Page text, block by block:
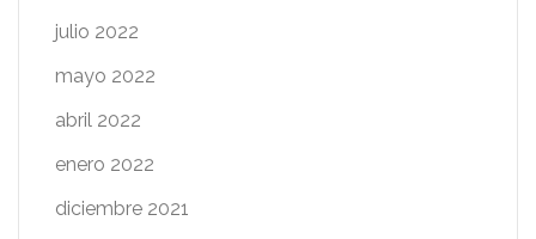
julio 2022
mayo 2022
abril 2022
enero 2022
diciembre 2021